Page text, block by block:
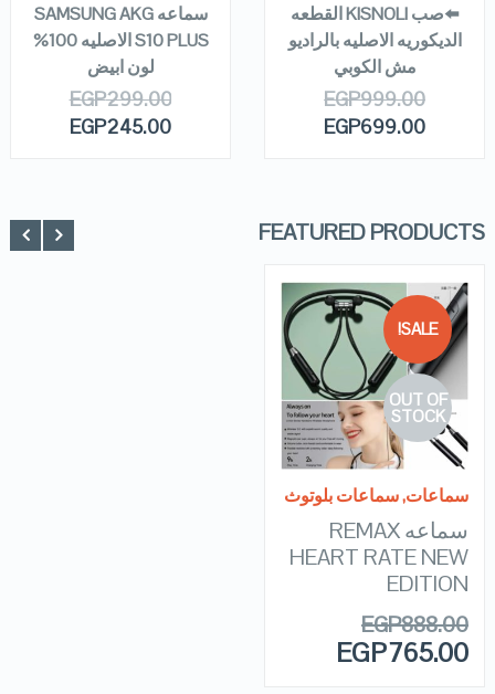
⬅️صب KISNOLI القطعه
الديكوريه الاصليه بالراديو
مش الكوبي
EGP999.00
EGP699.00
سماعه SAMSUNG AKG
S10 PLUS الاصليه 100%
لون ابيض
EGP299.00
EGP245.00
FEATURED PRODUCTS
SALE!
OUT OF
STOCK
QUICK LOOK
VIEW DETAILS
READ MORE
سماعات,سماعات بلوتوث
سماعه REMAX
HEART RATE NEW
EDITION
EGP888.00
EGP765.00